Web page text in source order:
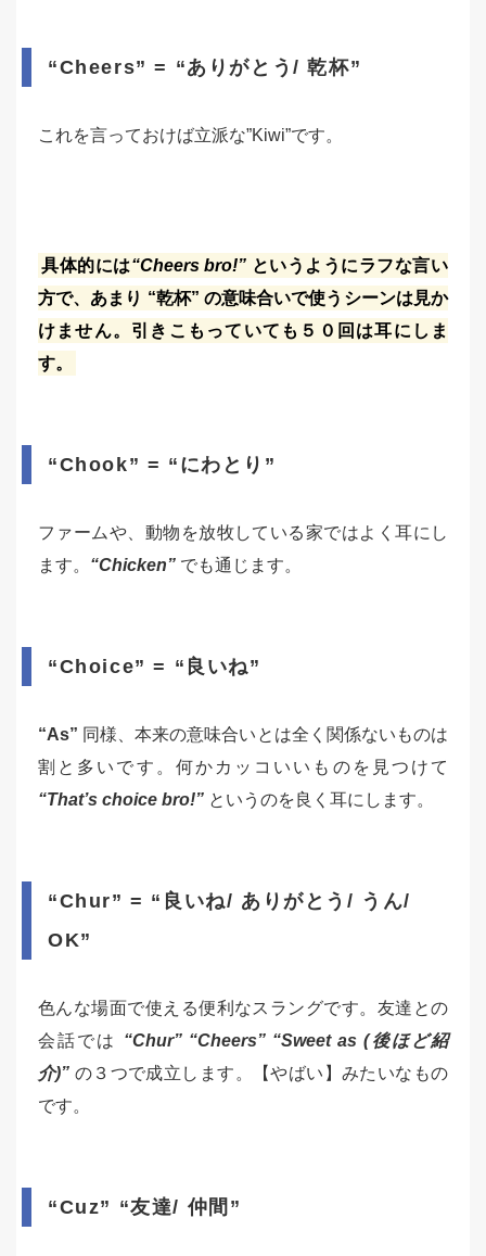
“Cheers” = “ありがとう/ 乾杯”
これを言っておけば立派な”Kiwi”です。
具体的には“Cheers bro!” というようにラフな言い
方で、あまり “乾杯” の意味合いで使うシーンは見か
けません。引きこもっていても５０回は耳にしま
す。
“Chook” = “にわとり”
ファームや、動物を放牧している家ではよく耳にし
ます。 “Chicken” でも通じます。
“Choice” = “良いね”
“As” 同様、本来の意味合いとは全く関係ないものは
割と多いです。何かカッコいいものを見つけて
“That’s choice bro!” というのを良く耳にします。
“Chur” = “良いね/ ありがとう/ うん/
OK”
色んな場面で使える便利なスラングです。友達との
会話では “Chur” “Cheers” “Sweet as (後ほど紹
介)” の３つで成立します。【やばい】みたいなもの
です。
“Cuz” “友達/ 仲間”